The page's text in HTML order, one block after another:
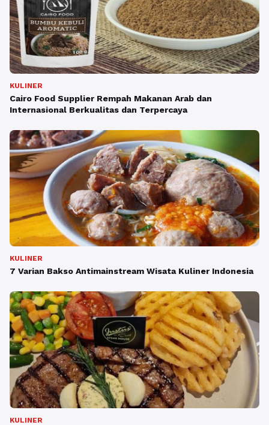
KULINER
Cairo Food Supplier Rempah Makanan Arab dan
Internasional Berkualitas dan Terpercaya
KULINER
7 Varian Bakso Antimainstream Wisata Kuliner Indonesia
KULINER